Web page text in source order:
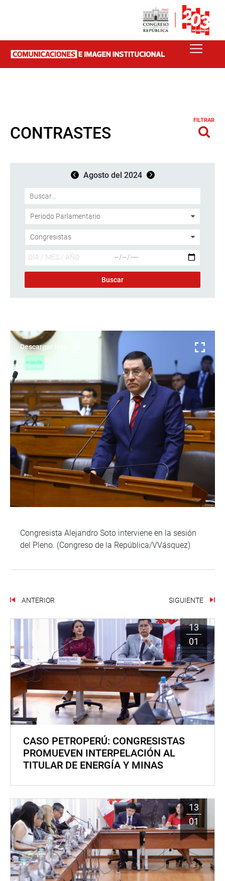
CONTRASTES
FILTRAR
Agosto del 2024
Descargar foto
Congresista Alejandro Soto interviene en la sesión
del Pleno. (Congreso de la República/VVásquez)
ANTERIOR SIGUIENTE
13
01
CASO PETROPERÚ: CONGRESISTAS
PROMUEVEN INTERPELACIÓN AL
TITULAR DE ENERGÍA Y MINAS
13
01